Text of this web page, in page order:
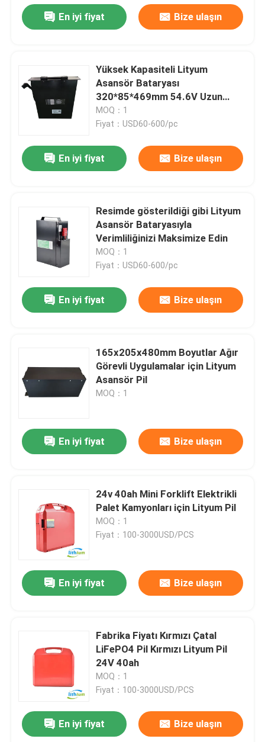
Kalite kontrol
forklift lityum pil
Elektrikli Forklift Lityum İyon Pil
48 Volt Lityum İyon Forklift Pil
Transpalet Aküsü
Elektrikli İstifleyici Pil
48V lityum golf arabası pil
Ağır Kamyon Pilleri
Makaslı Kaldırma Aküsü
En iyi fiyat Bize ulaşın
Yüksek Kapasiteli Lityum
Asansör Bataryası
320*85*469mm 54.6V Uzun
ömür
MOQ：1
Fiyat：USD60-600/pc
En iyi fiyat Bize ulaşın
Resimde gösterildiği gibi Lityum
Asansör Bataryasıyla
Verimliliğinizi Maksimize Edin
MOQ：1
Fiyat：USD60-600/pc
En iyi fiyat Bize ulaşın
165x205x480mm Boyutlar Ağır
Görevli Uygulamalar için Lityum
Asansör Pil
MOQ：1
En iyi fiyat Bize ulaşın
24v 40ah Mini Forklift Elektrikli
Palet Kamyonları için Lityum Pil
MOQ：1
Fiyat：100-3000USD/PCS
En iyi fiyat Bize ulaşın
Fabrika Fiyatı Kırmızı Çatal
LiFePO4 Pil Kırmızı Lityum Pil
24V 40ah
MOQ：1
Fiyat：100-3000USD/PCS
En iyi fiyat Bize ulaşın